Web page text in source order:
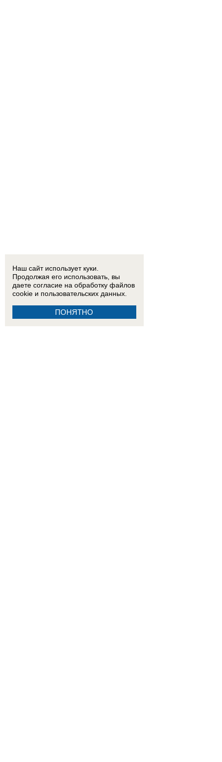
Наш сайт использует куки.
Продолжая его использовать, вы
даете согласие на обработку файлов
cookie и пользовательских данных.
ПОНЯТНО